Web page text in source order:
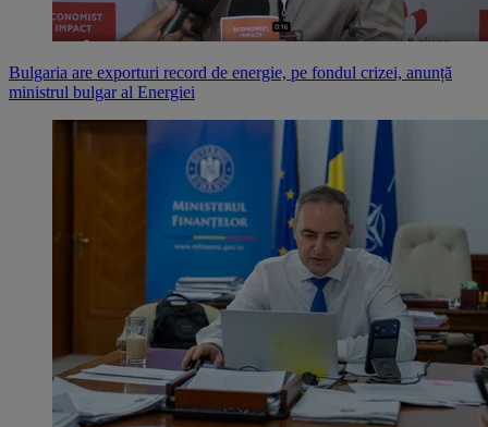
Bulgaria are exporturi record de energie, pe fondul crizei, anunță
ministrul bulgar al Energiei